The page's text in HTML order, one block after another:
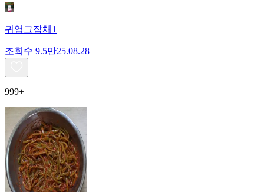
귀염그잡채1
조회수 9.5만25.08.28
999+